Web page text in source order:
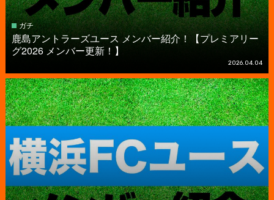
ガチ
鹿島アントラーズユース メンバー紹介！【プレミアリー
グ2026 メンバー更新！】
2026.04.04